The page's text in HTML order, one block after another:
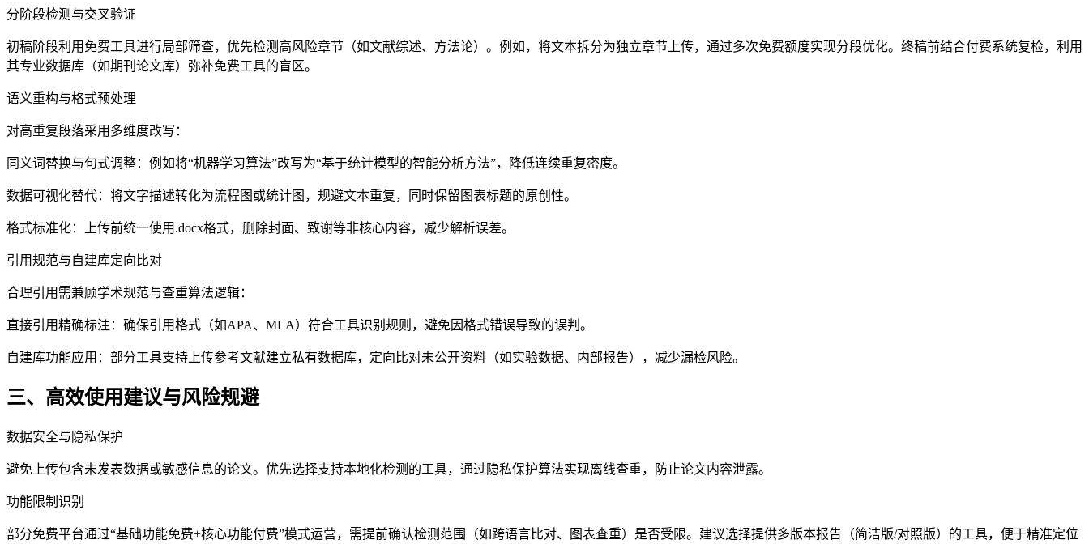
分阶段检测与交叉验证
初稿阶段利用免费工具进行局部筛查，优先检测高风险章节（如文献综述、方法论）。例如，将文本拆分为独立章节上传，通过多次免费额度实现分段优化。终稿前结合付费系统复检，利用
其专业数据库（如期刊论文库）弥补免费工具的盲区。
语义重构与格式预处理
对高重复段落采用多维度改写：
同义词替换与句式调整：例如将“机器学习算法”改写为“基于统计模型的智能分析方法”，降低连续重复密度。
数据可视化替代：将文字描述转化为流程图或统计图，规避文本重复，同时保留图表标题的原创性。
格式标准化：上传前统一使用.docx格式，删除封面、致谢等非核心内容，减少解析误差。
引用规范与自建库定向比对
合理引用需兼顾学术规范与查重算法逻辑：
直接引用精确标注：确保引用格式（如APA、MLA）符合工具识别规则，避免因格式错误导致的误判。
自建库功能应用：部分工具支持上传参考文献建立私有数据库，定向比对未公开资料（如实验数据、内部报告），减少漏检风险。
三、高效使用建议与风险规避
数据安全与隐私保护
避免上传包含未发表数据或敏感信息的论文。优先选择支持本地化检测的工具，通过隐私保护算法实现离线查重，防止论文内容泄露。
功能限制识别
部分免费平台通过“基础功能免费+核心功能付费”模式运营，需提前确认检测范围（如跨语言比对、图表查重）是否受限。建议选择提供多版本报告（简洁版/对照版）的工具，便于精准定位